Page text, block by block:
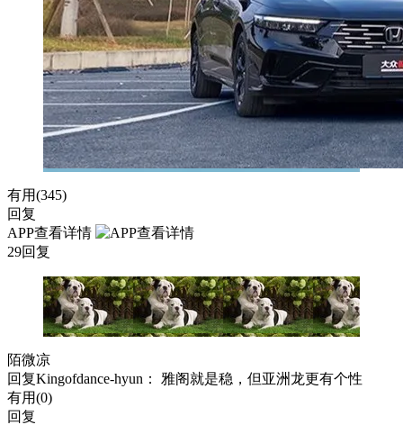
有用(345)
回复
APP查看详情
29回复
陌微凉
回复Kingofdance-hyun ： 雅阁就是稳，但亚洲龙更有个性
有用(0)
回复